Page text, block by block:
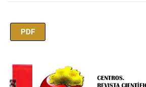
PDF
Imagen de portada